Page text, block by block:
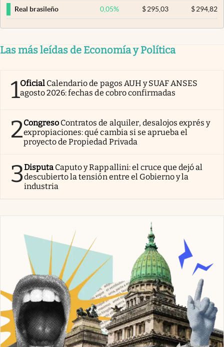
Real brasileño 0,05% $ 295,03 $294,82
Las más leídas de Economía y Política
1Oficial Calendario de pagos AUH y SUAF ANSES
agosto 2026: fechas de cobro confirmadas
2Congreso Contratos de alquiler, desalojos exprés y
expropiaciones: qué cambia si se aprueba el
proyecto de Propiedad Privada
3Disputa Caputo y Rappallini: el cruce que dejó al
descubierto la tensión entre el Gobierno y la
industria